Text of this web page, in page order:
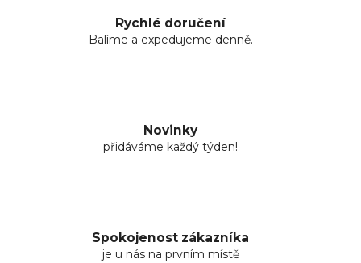
Rychlé doručení
Balíme a expedujeme denně.
Novinky
přidáváme každý týden!
Spokojenost zákazníka
je u nás na prvním místě